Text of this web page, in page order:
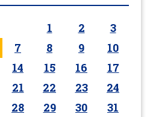
1 2
3
7 8 9
10
14 15 16
17
21 22 23
24
28 29 30 31